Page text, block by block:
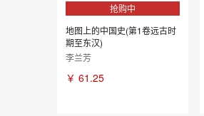
抢购中
地图上的中国史(第1卷远古时
期至东汉)
李兰芳
￥ 61.25